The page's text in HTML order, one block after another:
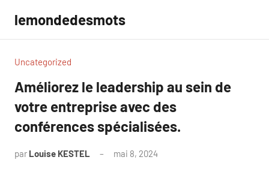
contenu
lemondedesmots
Uncategorized
Améliorez le leadership au sein de
votre entreprise avec des
conférences spécialisées.
par Louise KESTEL mai 8, 2024